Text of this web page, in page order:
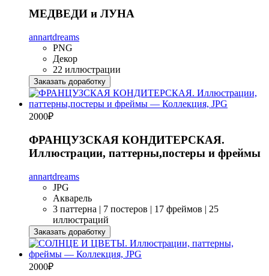
МЕДВЕДИ и ЛУНА
annartdreams
PNG
Декор
22 иллюстрации
Заказать доработку
2000₽
ФРАНЦУЗСКАЯ КОНДИТЕРСКАЯ.
Иллюстрации, паттерны,постеры и фреймы
annartdreams
JPG
Акварель
3 паттерна | 7 постеров | 17 фреймов | 25
иллюстраций
Заказать доработку
2000₽